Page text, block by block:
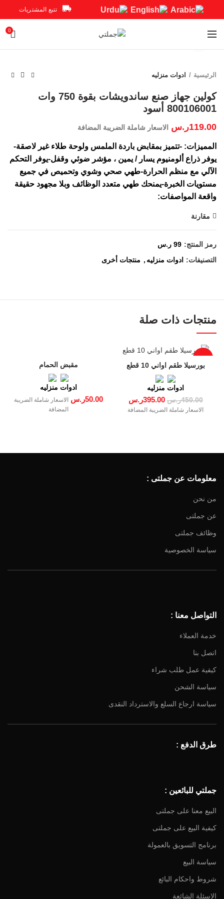
تتبع المشتريات
0
الرئيسية ادوات منزليه
كولين جهاز صنع ساندويشات بقوة 750 وات
800106001 أسود
119.00ر.س الاسعار شاملة الضريبة المضافة
المميزات: -تتميز بمقابض باردة الملمس ولوحة طلاء غير لاصقة-
يوفر ذراع ألومنيوم يسار / يمين ، مؤشر ضوئي وقفل-يوفر التحكم
الآلي مع منظم الحرارة-طهي صحي وشوي وتحميص في جميع
مستويات الخبرة-يمنحك طهي متعدد الوظائف وبلا مجهود حقيقة
واقعة المواصفات:
مقارنة
رمز المنتج: 99 ر.س
التصنيفات:
ادوات منزليه , منتجات أخرى
منتجات ذات صلة
-12%
بورسيلا طقم اواني 10 قطع
ادوات منزليه
450.00ر.س 395.00ر.س
الاسعار شاملة الضريبة المضافة
مقبض الحمام
ادوات منزليه
50.00ر.س
الاسعار شاملة الضريبة
المضافة
معلومات عن جملتى :
من نحن
عن جملتى
وظائف جملتى
سياسة الخصوصية
التواصل معنا :
خدمة العملاء
اتصل بنا
كيفية عمل طلب شراء
سياسة الشحن
سياسة ارجاع السلع والاسترداد النقدى
طرق الدفع :
جملتي للبائعين :
البيع معنا على جملتى
كيفية البيع على جملتى
برنامج التسويق بالعمولة
سياسة البيع
شروط واحكام البائع
الاسئلة الشائعة